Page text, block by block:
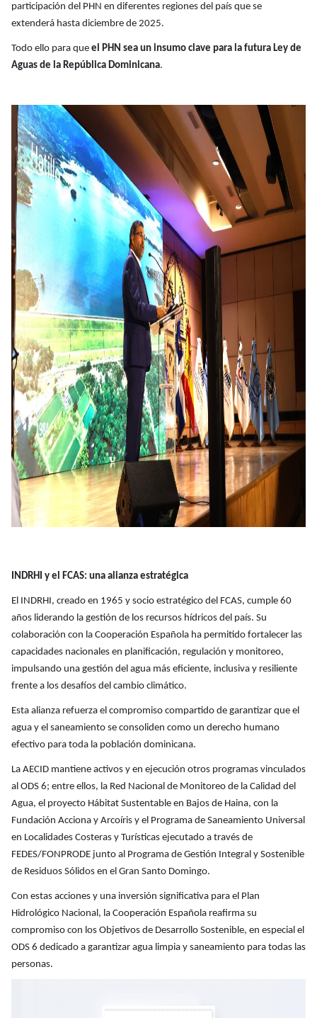
participación del PHN en diferentes regiones del país que se
extenderá hasta diciembre de 2025.
Todo ello para que el PHN sea un insumo clave para la futura Ley de
Aguas de la República Dominicana.
INDRHI y el FCAS: una alianza estratégica
El INDRHI, creado en 1965 y socio estratégico del FCAS, cumple 60
años liderando la gestión de los recursos hídricos del país. Su
colaboración con la Cooperación Española ha permitido fortalecer las
capacidades nacionales en planificación, regulación y monitoreo,
impulsando una gestión del agua más eficiente, inclusiva y resiliente
frente a los desafíos del cambio climático.
Esta alianza refuerza el compromiso compartido de garantizar que el
agua y el saneamiento se consoliden como un derecho humano
efectivo para toda la población dominicana.
La AECID mantiene activos y en ejecución otros programas vinculados
al ODS 6; entre ellos, la Red Nacional de Monitoreo de la Calidad del
Agua, el proyecto Hábitat Sustentable en Bajos de Haina, con la
Fundación Acciona y Arcoíris y el Programa de Saneamiento Universal
en Localidades Costeras y Turísticas ejecutado a través de
FEDES/FONPRODE junto al Programa de Gestión Integral y Sostenible
de Residuos Sólidos en el Gran Santo Domingo.
Con estas acciones y una inversión significativa para el Plan
Hidrológico Nacional, la Cooperación Española reafirma su
compromiso con los Objetivos de Desarrollo Sostenible, en especial el
ODS 6 dedicado a garantizar agua limpia y saneamiento para todas las
personas.